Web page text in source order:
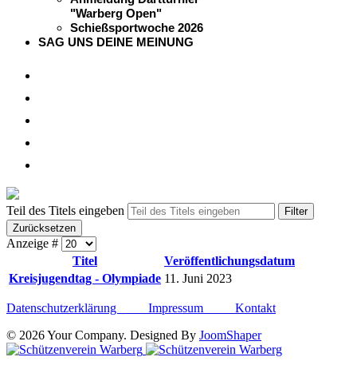
"Warberg Open"
Schießsportwoche 2026
SAG UNS DEINE MEINUNG
Teil des Titels eingeben
Filter
Zurücksetzen
Anzeige #
Titel
Veröffentlichungsdatum
Kreisjugendtag - Olympiade 11. Juni 2023
Datenschutzerklärung Impressum Kontakt
© 2026 Your Company. Designed By JoomShaper